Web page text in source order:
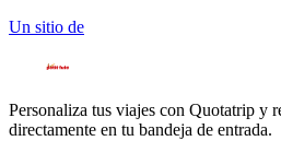
Un sitio de
Personaliza tus viajes con Quotatrip y
directamente en tu bandeja de entrada.